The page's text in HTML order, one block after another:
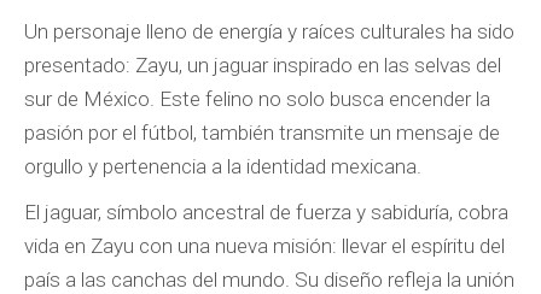
Un personaje lleno de energía y raíces culturales ha sido
presentado: Zayu, un jaguar inspirado en las selvas del
sur de México. Este felino no solo busca encender la
pasión por el fútbol, también transmite un mensaje de
orgullo y pertenencia a la identidad mexicana.
El jaguar, símbolo ancestral de fuerza y sabiduría, cobra
vida en Zayu con una nueva misión: llevar el espíritu del
país a las canchas del mundo. Su diseño refleja la unión